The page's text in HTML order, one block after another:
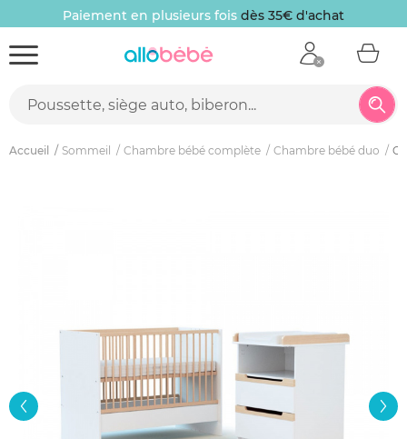
Paiement en plusieurs fois dès 35€ d'achat
Accueil Sommeil Chambre bébé complète Chambre bébé duo